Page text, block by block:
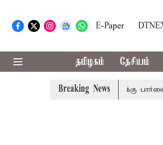
E-Paper
தமிழகம் தேசியம்
Breaking News
தொலைநோக்கு பார்வையுடன்